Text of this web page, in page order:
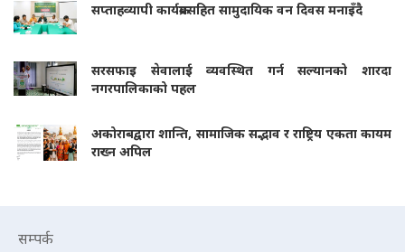
सप्ताहव्यापी कार्यक्रमसहित सामुदायिक वन दिवस मनाइँदै
सरसफाइ सेवालाई व्यवस्थित गर्न सल्यानको शारदा
नगरपालिकाको पहल
अकोराबद्वारा शान्ति, सामाजिक सद्भाव र राष्ट्रिय एकता कायम
राख्न अपिल
सम्पर्क